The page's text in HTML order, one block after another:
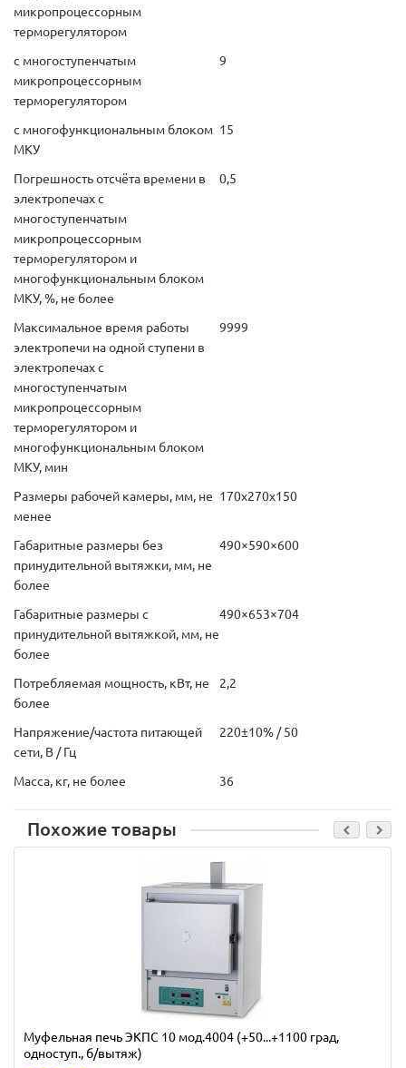
микропроцессорным
терморегулятором
с многоступенчатым
микропроцессорным
терморегулятором
9
с многофункциональным блоком
МКУ
15
Погрешность отсчёта времени в
электропечах с
многоступенчатым
микропроцессорным
терморегулятором и
многофункциональным блоком
МКУ, %, не более
0,5
Максимальное время работы
электропечи на одной ступени в
электропечах с
многоступенчатым
микропроцессорным
терморегулятором и
многофункциональным блоком
МКУ, мин
9999
Размеры рабочей камеры, мм, не
менее
170х270х150
Габаритные размеры без
принудительной вытяжки, мм, не
более
490×590×600
Габаритные размеры с
принудительной вытяжкой, мм, не
более
490×653×704
Потребляемая мощность, кВт, не
более
2,2
Напряжение/частота питающей
сети, В / Гц
220±10% / 50
Масса, кг, не более 36
Похожие товары
Муфельная печь ЭКПС 10 мод.4004 (+50...+1100 град,
одноступ., б/вытяж)